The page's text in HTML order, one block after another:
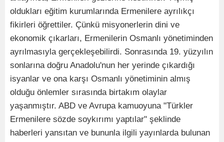
oldukları eğitim kurumlarında Ermenilere ayrılıkçı
fikirleri öğrettiler. Çünkü misyonerlerin dini ve
ekonomik çıkarları, Ermenilerin Osmanlı yönetiminden
ayrılmasıyla gerçekleşebilirdi. Sonrasında 19. yüzyılın
sonlarına doğru Anadolu'nun her yerinde çıkardığı
isyanlar ve ona karşı Osmanlı yönetiminin almış
olduğu önlemler sırasında birtakım olaylar
yaşanmıştır. ABD ve Avrupa kamuoyuna "Türkler
Ermenilere sözde soykırımı yaptılar" şeklinde
haberleri yansıtan ve bununla ilgili yayınlarda bulunan